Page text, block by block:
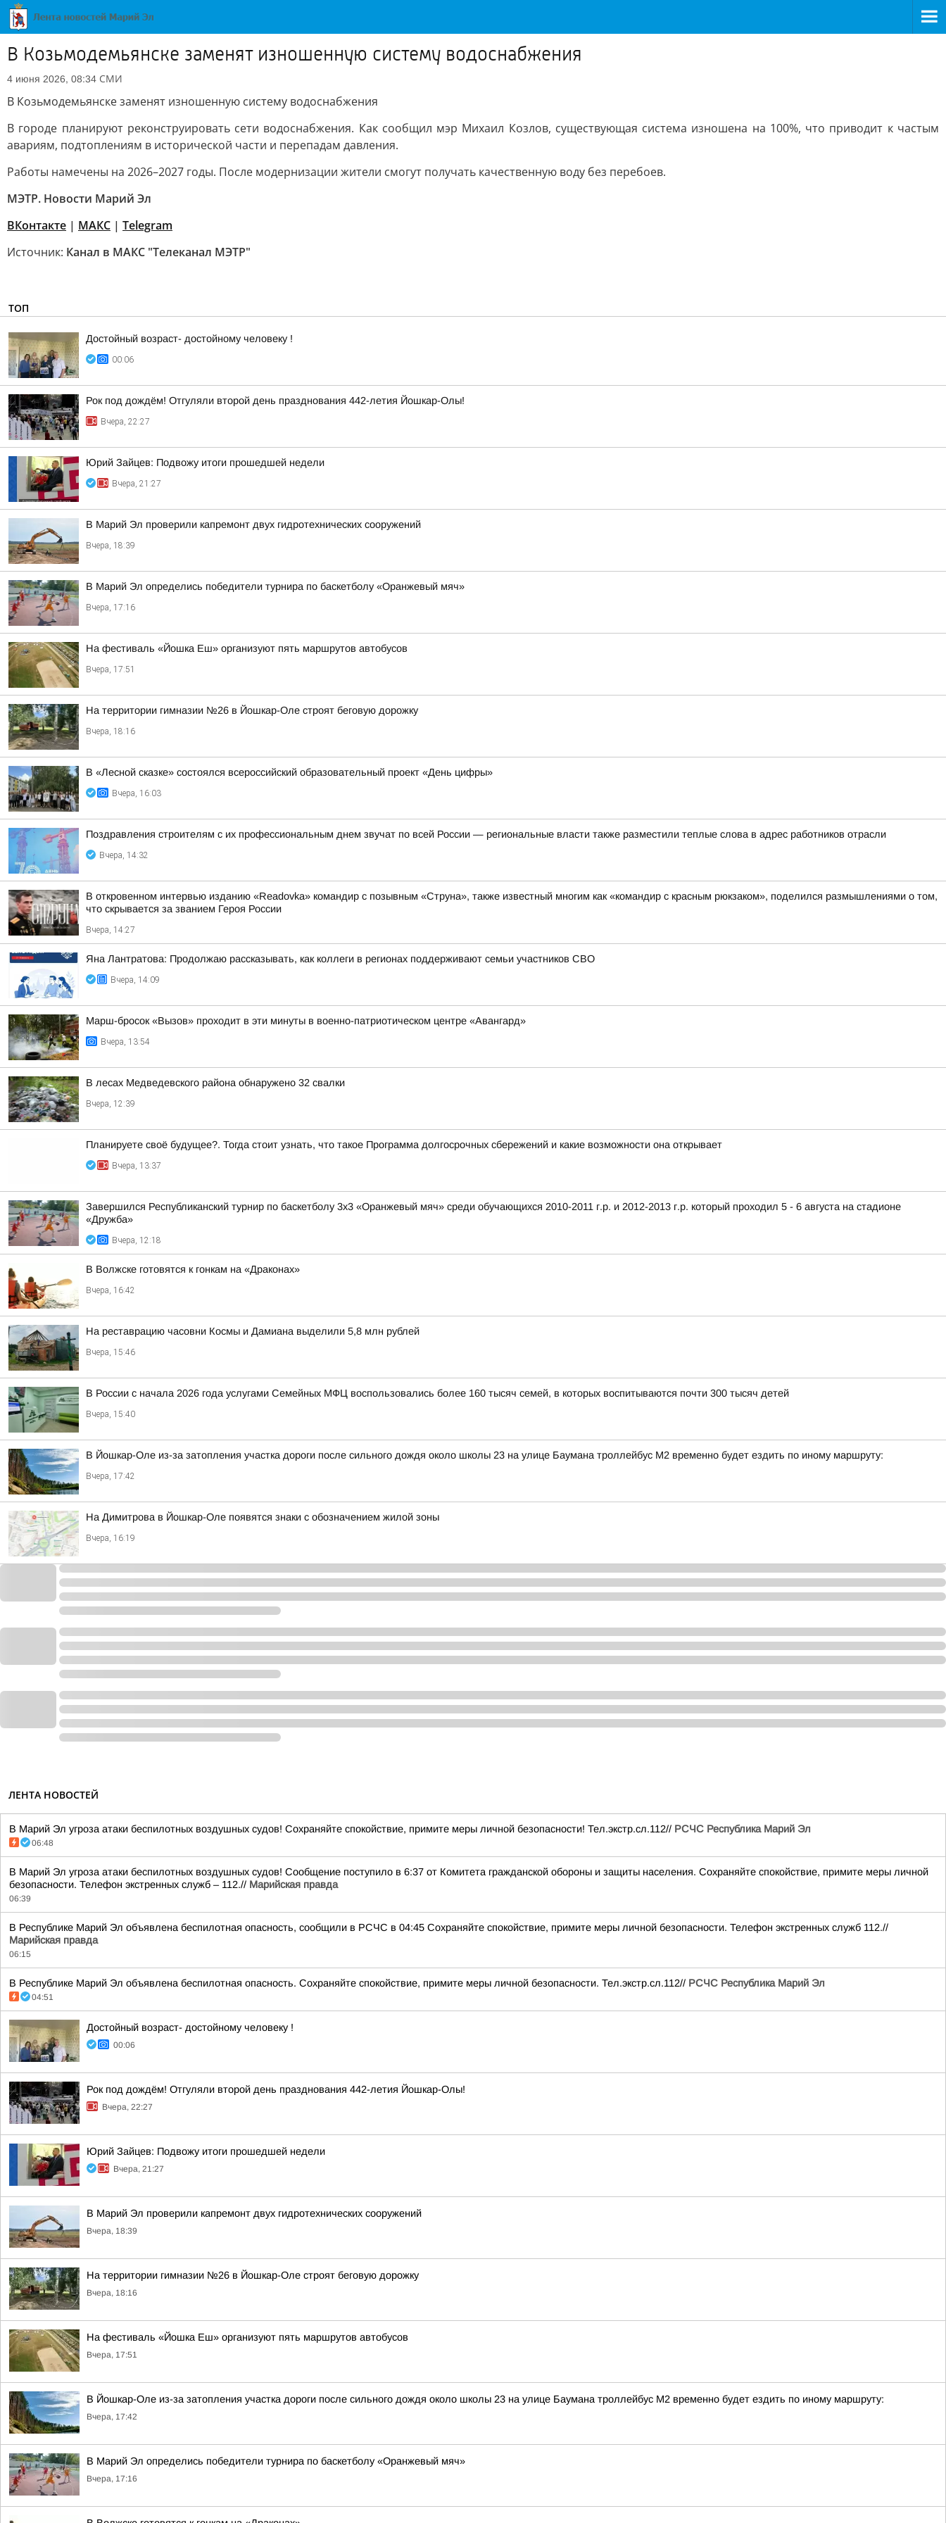
В Козьмодемьянске заменят изношенную систему водоснабжения
4 июня 2026, 08:34 СМИ
В Козьмодемьянске заменят изношенную систему водоснабжения
В городе планируют реконструировать сети водоснабжения. Как сообщил мэр Михаил Козлов, существующая система изношена на 100%, что приводит к частым
авариям, подтоплениям в исторической части и перепадам давления.
Работы намечены на 2026–2027 годы. После модернизации жители смогут получать качественную воду без перебоев.
МЭТР. Новости Марий Эл
ВКонтакте | MAКС | Telegram
Источник: Канал в МАКС "Телеканал МЭТР"
ТОП
Достойный возраст- достойному человеку !
00:06
Рок под дождём! Отгуляли второй день празднования 442-летия Йошкар-Олы!
Вчера, 22:27
Юрий Зайцев: Подвожу итоги прошедшей недели
Вчера, 21:27
В Марий Эл проверили капремонт двух гидротехнических сооружений
Вчера, 18:39
В Марий Эл определись победители турнира по баскетболу «Оранжевый мяч»
Вчера, 17:16
На фестиваль «Йошка Еш» организуют пять маршрутов автобусов
Вчера, 17:51
На территории гимназии №26 в Йошкар-Оле строят беговую дорожку
Вчера, 18:16
В «Лесной сказке» состоялся всероссийский образовательный проект «День цифры»
Вчера, 16:03
Поздравления строителям с их профессиональным днем звучат по всей России — региональные власти также разместили теплые слова в адрес работников отрасли
Вчера, 14:32
В откровенном интервью изданию «Readovka» командир с позывным «Струна», также известный многим как «командир с красным рюкзаком», поделился размышлениями о том,
что скрывается за званием Героя России
Вчера, 14:27
Яна Лантратова: Продолжаю рассказывать, как коллеги в регионах поддерживают семьи участников СВО
Вчера, 14:09
Марш-бросок «Вызов» проходит в эти минуты в военно-патриотическом центре «Авангард»
Вчера, 13:54
В лесах Медведевского района обнаружено 32 свалки
Вчера, 12:39
Планируете своё будущее?. Тогда стоит узнать, что такое Программа долгосрочных сбережений и какие возможности она открывает
Вчера, 13:37
Завершился Республиканский турнир по баскетболу 3х3 «Оранжевый мяч» среди обучающихся 2010-2011 г.р. и 2012-2013 г.р. который проходил 5 - 6 августа на стадионе
«Дружба»
Вчера, 12:18
В Волжске готовятся к гонкам на «Драконах»
Вчера, 16:42
На реставрацию часовни Космы и Дамиана выделили 5,8 млн рублей
Вчера, 15:46
В России с начала 2026 года услугами Семейных МФЦ воспользовались более 160 тысяч семей, в которых воспитываются почти 300 тысяч детей
Вчера, 15:40
В Йошкар-Оле из-за затопления участка дороги после сильного дождя около школы 23 на улице Баумана троллейбус М2 временно будет ездить по иному маршруту:
Вчера, 17:42
На Димитрова в Йошкар-Оле появятся знаки с обозначением жилой зоны
Вчера, 16:19
ЛЕНТА НОВОСТЕЙ
В Марий Эл угроза атаки беспилотных воздушных судов! Сохраняйте спокойствие, примите меры личной безопасности! Тел.экстр.сл.112// РСЧС Республика Марий Эл
06:48
В Марий Эл угроза атаки беспилотных воздушных судов! Сообщение поступило в 6:37 от Комитета гражданской обороны и защиты населения. Сохраняйте спокойствие, примите меры личной
безопасности. Телефон экстренных служб – 112.// Марийская правда
06:39
В Республике Марий Эл объявлена беспилотная опасность, сообщили в РСЧС в 04:45 Сохраняйте спокойствие, примите меры личной безопасности. Телефон экстренных служб 112.//
Марийская правда
06:15
В Республике Марий Эл объявлена беспилотная опасность. Сохраняйте спокойствие, примите меры личной безопасности. Тел.экстр.сл.112// РСЧС Республика Марий Эл
04:51
Достойный возраст- достойному человеку !
00:06
Рок под дождём! Отгуляли второй день празднования 442-летия Йошкар-Олы!
Вчера, 22:27
Юрий Зайцев: Подвожу итоги прошедшей недели
Вчера, 21:27
В Марий Эл проверили капремонт двух гидротехнических сооружений
Вчера, 18:39
На территории гимназии №26 в Йошкар-Оле строят беговую дорожку
Вчера, 18:16
На фестиваль «Йошка Еш» организуют пять маршрутов автобусов
Вчера, 17:51
В Йошкар-Оле из-за затопления участка дороги после сильного дождя около школы 23 на улице Баумана троллейбус М2 временно будет ездить по иному маршруту:
Вчера, 17:42
В Марий Эл определись победители турнира по баскетболу «Оранжевый мяч»
Вчера, 17:16